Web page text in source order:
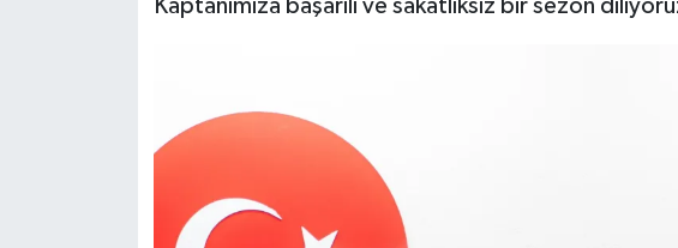
Kaptanımıza başarılı ve sakatlıksız bir sezon